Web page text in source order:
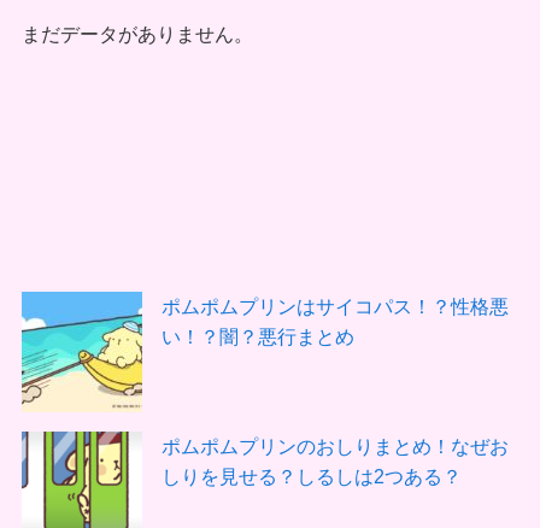
まだデータがありません。
ポムポムプリンはサイコパス！？性格悪
い！？闇？悪行まとめ
ポムポムプリンのおしりまとめ！なぜお
しりを見せる？しるしは2つある？